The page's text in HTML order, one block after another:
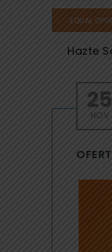
EQUAL
Hazte
25
NOV